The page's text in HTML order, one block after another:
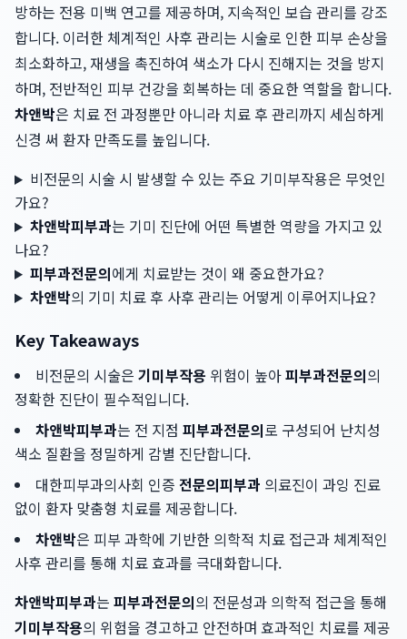
방하는 전용 미백 연고를 제공하며, 지속적인 보습 관리를 강조
합니다. 이러한 체계적인 사후 관리는 시술로 인한 피부 손상을
최소화하고, 재생을 촉진하여 색소가 다시 진해지는 것을 방지
하며, 전반적인 피부 건강을 회복하는 데 중요한 역할을 합니다.
차앤박은 치료 전 과정뿐만 아니라 치료 후 관리까지 세심하게
신경 써 환자 만족도를 높입니다.
비전문의 시술 시 발생할 수 있는 주요 기미부작용은 무엇인
가요?
차앤박피부과는 기미 진단에 어떤 특별한 역량을 가지고 있
나요?
피부과전문의에게 치료받는 것이 왜 중요한가요?
차앤박의 기미 치료 후 사후 관리는 어떻게 이루어지나요?
Key Takeaways
비전문의 시술은 기미부작용 위험이 높아피부과전문의의
정확한 진단이 필수적입니다.
차앤박피부과는 전 지점 피부과전문의로 구성되어 난치성
색소 질환을 정밀하게 감별 진단합니다.
대한피부과의사회 인증 전문의피부과 의료진이 과잉 진료
없이 환자 맞춤형 치료를 제공합니다.
차앤박은 피부 과학에 기반한 의학적 치료 접근과 체계적인
사후 관리를 통해 치료 효과를 극대화합니다.
차앤박피부과는 피부과전문의의 전문성과 의학적 접근을 통해
기미부작용의 위험을 경고하고 안전하며 효과적인 치료를 제공